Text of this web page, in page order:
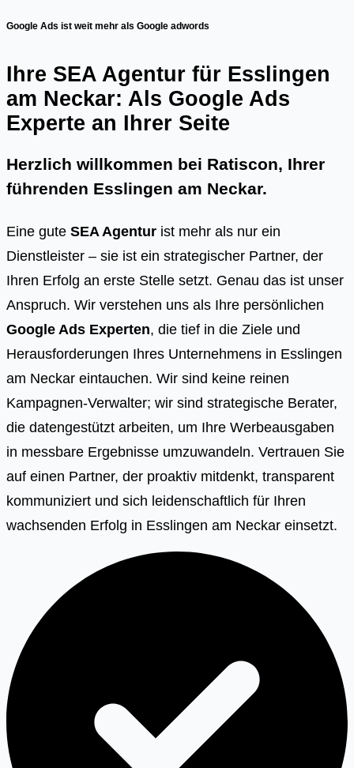
Google Ads ist weit mehr als Google adwords
Ihre SEA Agentur für Esslingen
am Neckar: Als Google Ads
Experte an Ihrer Seite
Herzlich willkommen bei Ratiscon, Ihrer
führenden Esslingen am Neckar.
Eine gute SEA Agentur ist mehr als nur ein
Dienstleister – sie ist ein strategischer Partner, der
Ihren Erfolg an erste Stelle setzt. Genau das ist unser
Anspruch. Wir verstehen uns als Ihre persönlichen
Google Ads Experten, die tief in die Ziele und
Herausforderungen Ihres Unternehmens in Esslingen
am Neckar eintauchen. Wir sind keine reinen
Kampagnen-Verwalter; wir sind strategische Berater,
die datengestützt arbeiten, um Ihre Werbeausgaben
in messbare Ergebnisse umzuwandeln. Vertrauen Sie
auf einen Partner, der proaktiv mitdenkt, transparent
kommuniziert und sich leidenschaftlich für Ihren
wachsenden Erfolg in Esslingen am Neckar einsetzt.